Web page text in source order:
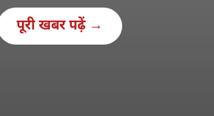
पूरी खबर पढ़ें →